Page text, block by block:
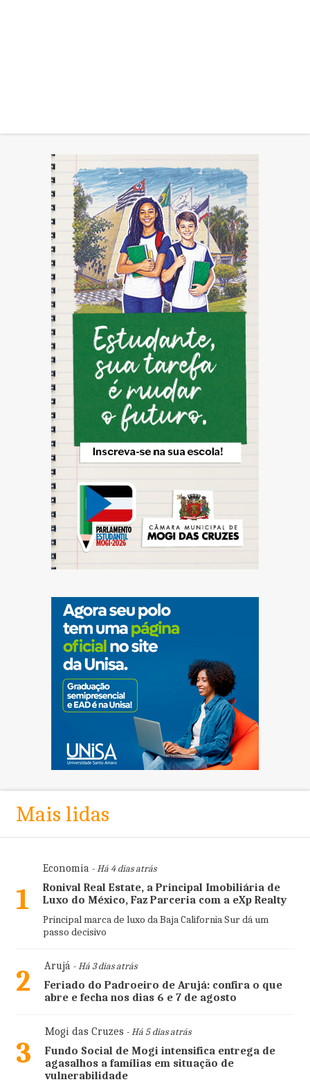
Mais lidas
1
Economia- Há 4 dias atrás
Ronival Real Estate, a Principal Imobiliária de
Luxo do México, Faz Parceria com a eXp Realty
Principal marca de luxo da Baja California Sur dá um
passo decisivo
2 Arujá- Há 3 dias atrás
Feriado do Padroeiro de Arujá: confira o que
abre e fecha nos dias 6 e 7 de agosto
3
Mogi das Cruzes - Há 5 dias atrás
Fundo Social de Mogi intensifica entrega de
agasalhos a famílias em situação de
vulnerabilidade